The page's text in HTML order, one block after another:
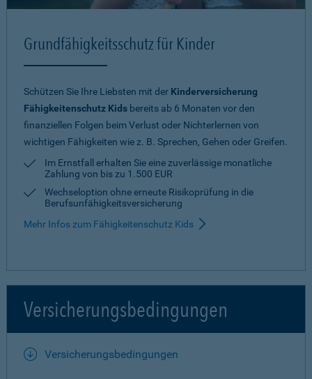
Grundfähigkeitsschutz für Kinder
Schützen Sie Ihre Liebsten mit der Kinderversicherung
Fähigkeitenschutz Kids bereits ab 6 Monaten vor den
finanziellen Folgen beim Verlust oder Nichterlernen von
wichtigen Fähigkeiten wie z. B. Sprechen, Gehen oder Greifen.
Im Ernstfall erhalten Sie eine zuverlässige monatliche
Zahlung von bis zu 1.500 EUR
Wechseloption ohne erneute Risiko­prüfung in die
Berufsunfähigkeitsversicherung
Mehr Infos zum Fähigkeitenschutz Kids
Versicherungsbedingungen
Versicherungsbedingungen